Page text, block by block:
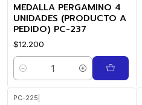
MEDALLA PERGAMINO 4
UNIDADES (PRODUCTO A
PEDIDO) PC-237
$12.200
Cantidad
PC-225